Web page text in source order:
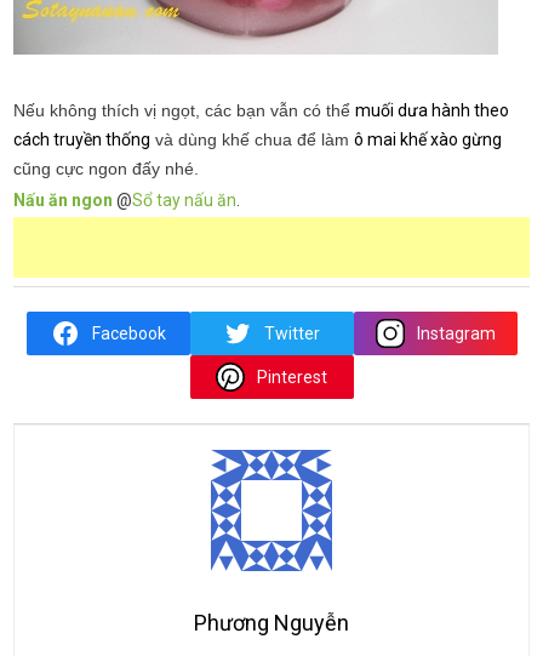
Nếu không thích vị ngọt, các bạn vẫn có thểmuối dưa hành theo
cách truyền thống và dùng khế chua để làmô mai khế xào gừng
cũng cực ngon đấy nhé.
Nấu ăn ngon @Sổ tay nấu ăn
Facebook Twitter Instagram
Pinterest
Phương Nguyễn